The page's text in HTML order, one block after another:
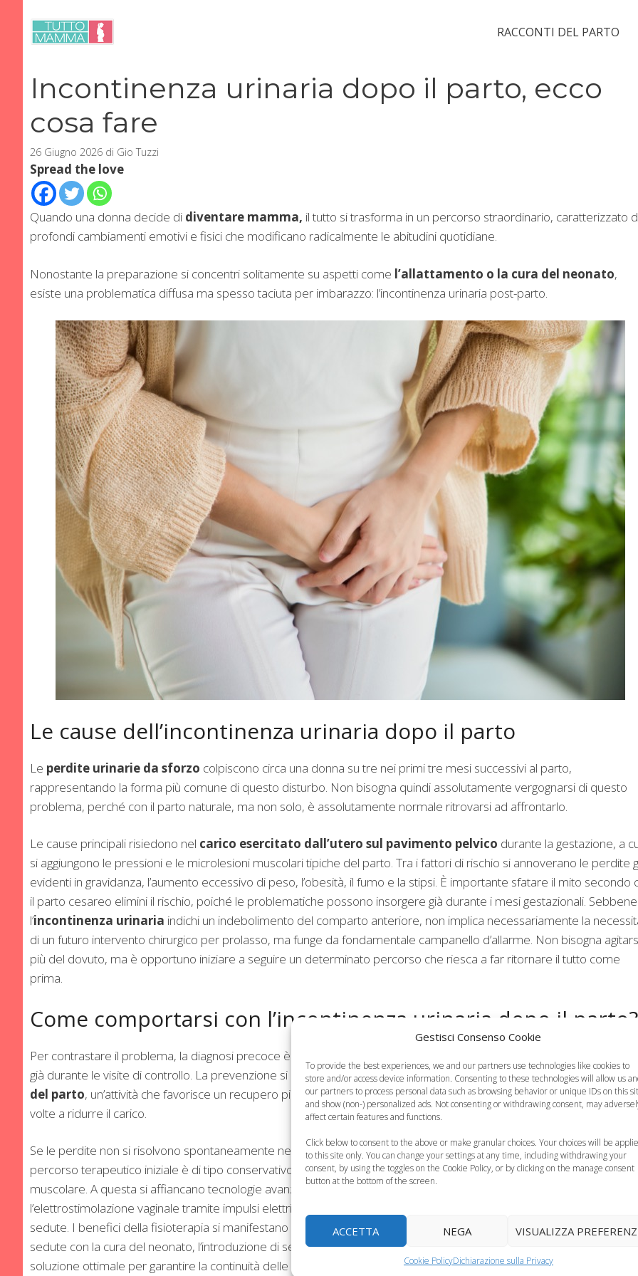
Gestisci Consenso Cookie
To provide the best experiences, we and our partners use technologies like cookies to
store and/or access device information. Consenting to these technologies will allow us
our partners to process personal data such as browsing behavior or unique IDs on this
and show (non-) personalized ads. Not consenting or withdrawing consent, may
affect certain features and functions.
Click below to consent to the above or make granular choices. Your choices will be
to this site only. You can change your settings at any time, including withdrawing your
consent, by using the toggles on the Cookie Policy, or by clicking on the manage consent
button at the bottom of the screen.
ACCETTA NEGA VISUALIZZA
Cookie PolicyDichiarazione sulla Privacy
contenuto
RACCONTI DEL PARTO
Incontinenza urinaria dopo il parto, ecco
cosa fare
26 Giugno 2026 di Gio Tuzzi
Spread the love
Quando una donna decide di diventare mamma, il tutto si trasforma in un percorso straordinario, caratterizzato
profondi cambiamenti emotivi e fisici che modificano radicalmente le abitudini quotidiane.
Nonostante la preparazione si concentri solitamente su aspetti come l’allattamento o la cura del neonato,
esiste una problematica diffusa ma spesso taciuta per imbarazzo: l’incontinenza urinaria post-parto.
Le cause dell’incontinenza urinaria dopo il parto
Le perdite urinarie da sforzo colpiscono circa una donna su tre nei primi tre mesi successivi al parto,
rappresentando la forma più comune di questo disturbo. Non bisogna quindi assolutamente vergognarsi di questo
problema, perché con il parto naturale, ma non solo, è assolutamente normale ritrovarsi ad affrontarlo.
Le cause principali risiedono nel carico esercitato dall’utero sul pavimento pelvico durante la gestazione, a
si aggiungono le pressioni e le microlesioni muscolari tipiche del parto. Tra i fattori di rischio si annoverano le perdite
evidenti in gravidanza, l’aumento eccessivo di peso, l’obesità, il fumo e la stipsi. È importante sfatare il mito secondo
il parto cesareo elimini il rischio, poiché le problematiche possono insorgere già durante i mesi gestazionali. Sebbene
l’incontinenza urinaria indichi un indebolimento del comparto anteriore, non implica necessariamente la
di un futuro intervento chirurgico per prolasso, ma funge da fondamentale campanello d’allarme. Non bisogna
più del dovuto, ma è opportuno iniziare a seguire un determinato percorso che riesca a far ritornare il tutto come
prima.
Come comportarsi con l’incontinenza urinaria dopo il parto?
Per contrastare il problema, la diagnosi precoce è essenziale e i medici dovrebbero indagare attivamente la
già durante le visite di controllo. La prevenzione si basa principalmente sull’allenamento dei muscoli pelvici
del parto, un’attività che favorisce un recupero più rapido, supportata da stili di vita sani e strategie posturali
volte a ridurre il carico.
Se le perdite non si risolvono spontaneamente nelle prime settimane, è fondamentale consultare il ginecologo. Il
percorso terapeutico iniziale è di tipo conservativo e si affida allachinesiterapia pelvi-perinealeper la riattivazione
muscolare. A questa si affiancano tecnologie avanzate come laradiofrequenza con acido ialuronico
l’elettrostimolazione vaginale tramite impulsi elettrici e il trattamento laser, che mostra un’altissima efficacia in poche
sedute. I benefici della fisioterapia si manifestano rapidamente; tuttavia, poiché le neo-mamme faticano a conciliare
sedute con la cura del neonato, l’introduzione di servizi di telemedicina e monitoraggio da remoto si sta rivelando una
soluzione ottimale per garantire la continuità delle cure direttamente da casa.